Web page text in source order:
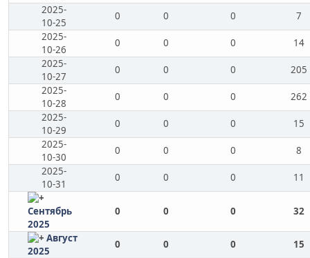
2025-
10-25
0 0 0
7
2025-
10-26
0 0 0
14
2025-
10-27
0 0 0
205
2025-
10-28
0 0 0
262
2025-
10-29
0 0 0
15
2025-
10-30
0 0 0
8
2025-
10-31
0 0 0 11
Сентябрь
2025
0 0 0 32
Август
2025
0 0 0
15